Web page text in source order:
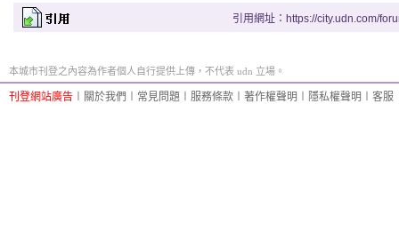
引用網址：https://city.udn.com/
本城市刊登之內容為作者個人自行提供上傳，不代表 udn 立場。
刊登網站廣告 關於我們 常見問題 服務條款 著作權聲明 隱私權聲明 客服